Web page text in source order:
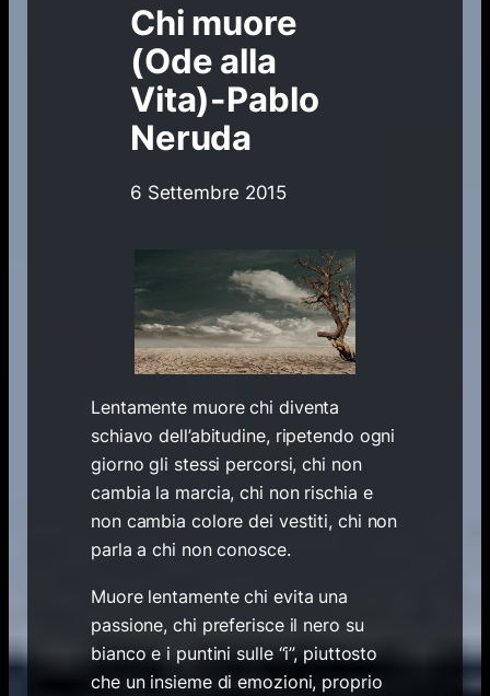
Chi muore
(Ode alla
Vita)-Pablo
Neruda
6 Settembre 2015
Lentamente muore chi diventa
schiavo dell’abitudine, ripetendo ogni
giorno gli stessi percorsi, chi non
cambia la marcia, chi non rischia e
non cambia colore dei vestiti, chi non
parla a chi non conosce.
Muore lentamente chi evita una
passione, chi preferisce il nero su
bianco e i puntini sulle “i”, piuttosto
che un insieme di emozioni, proprio